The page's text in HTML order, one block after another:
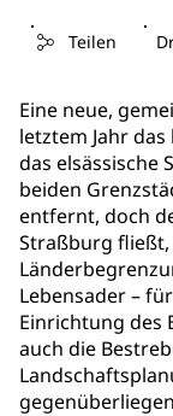
Teilen
Eine neue,
letztem Jahr
das elsässische
beiden
entfernt, doch
Straßburg
Lebensader –
Einrichtung des
auch die